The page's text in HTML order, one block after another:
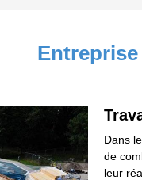
Dans
de
leur